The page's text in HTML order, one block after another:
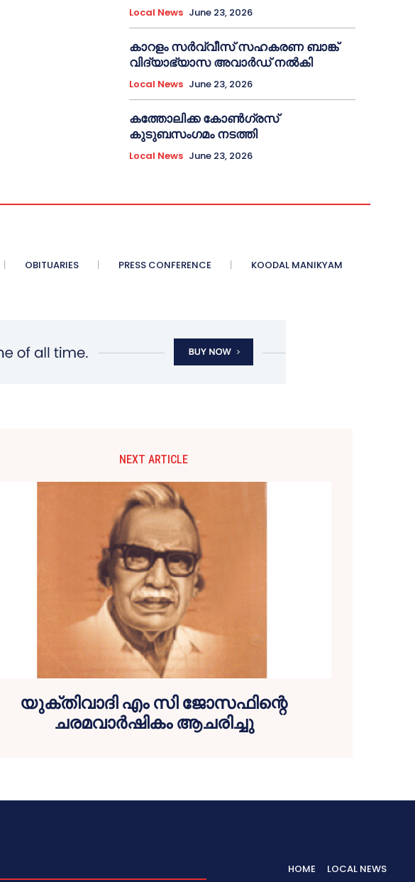
Local News June 23, 2026
കാറളം സർവ്വീസ് സഹകരണ ബാങ്ക്
വിദ്യാഭ്യാസ അവാർഡ് നൽകി
Local News June 23, 2026
കത്തോലിക്ക കോൺഗ്രസ്
കുടുബസംഗമം നടത്തി
Local News June 23, 2026
OBITUARIES PRESS CONFERENCE KOODAL MANIKYAM
NEXT ARTICLE
യുക്തിവാദി എം സി ജോസഫിന്റെ
ചരമവാര്‍ഷികം ആചരിച്ചു
HOME
LOCAL NEWS